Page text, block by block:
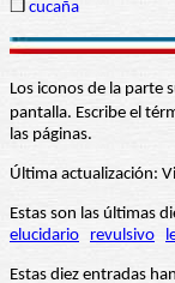
❒ cucaña
Los iconos de la parte
pantalla. Escribe el
las páginas.
Última actualización:
Estas son las últimas
elucidario
revulsivo
Estas diez entradas